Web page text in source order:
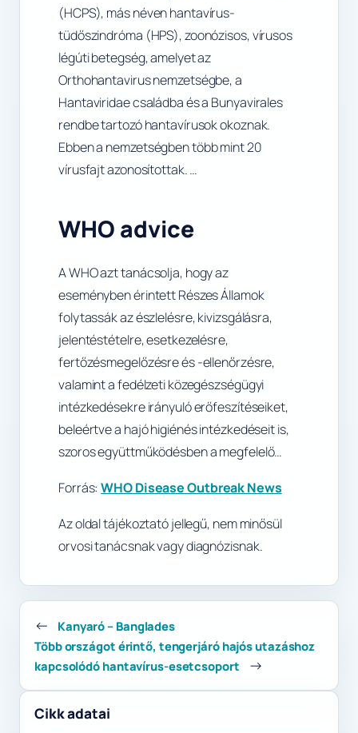
(HCPS), más néven hantavírus-
tüdőszindróma (HPS), zoonózisos, vírusos
légúti betegség, amelyet az
Orthohantavirus nemzetségbe, a
Hantaviridae családba és a Bunyavirales
rendbe tartozó hantavírusok okoznak.
Ebben a nemzetségben több mint 20
vírusfajt azonosítottak. …
WHO advice
A WHO azt tanácsolja, hogy az
eseményben érintett Részes Államok
folytassák az észlelésre, kivizsgálásra,
jelentéstételre, esetkezelésre,
fertőzésmegelőzésre és -ellenőrzésre,
valamint a fedélzeti közegészségügyi
intézkedésekre irányuló erőfeszítéseiket,
beleértve a hajó higiénés intézkedéseit is,
szoros együttműködésben a megfelelő…
Forrás:WHO Disease Outbreak News
Az oldal tájékoztató jellegű, nem minősül
orvosi tanácsnak vagy diagnózisnak.
←
Kanyaró – Banglades
Több országot érintő, tengerjáró hajós utazáshoz
kapcsolódó hantavírus-esetcsoport
→
Cikk adatai